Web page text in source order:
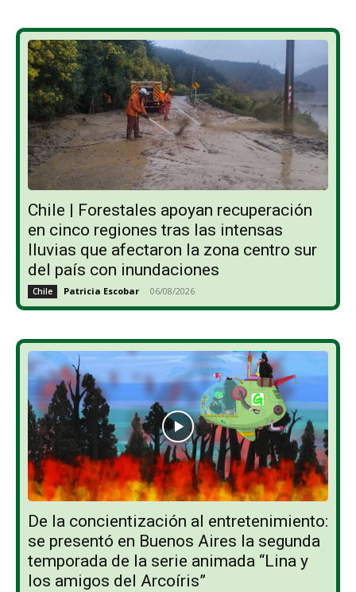
Chile | Forestales apoyan recuperación
en cinco regiones tras las intensas
lluvias que afectaron la zona centro sur
del país con inundaciones
Chile Patricia Escobar - 06/08/2026
De la concientización al entretenimiento:
se presentó en Buenos Aires la segunda
temporada de la serie animada “Lina y
los amigos del Arcoíris”